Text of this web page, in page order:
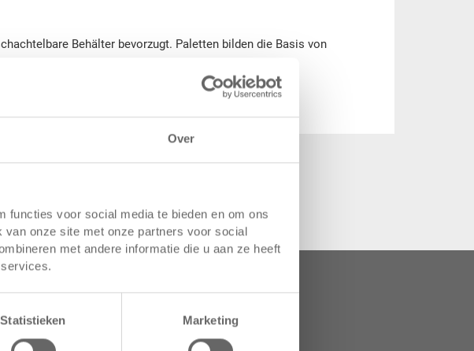
Over
functies voor social media te bieden en om ons
onze site met onze partners voor social
met andere informatie die u aan ze heeft
Statistieken Marketing
Behälter bevorzugt. Paletten bilden die Basis von
efficiëntie van uw opslag en